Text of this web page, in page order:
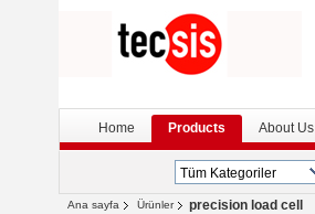
Home Products About Us
Ana sayfa Ürünler
precision load cell